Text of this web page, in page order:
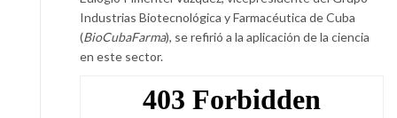
Industrias Biotecnológica y Farmacéutica de Cuba
(BioCubaFarma), se refirió a la aplicación de la ciencia
en este sector.